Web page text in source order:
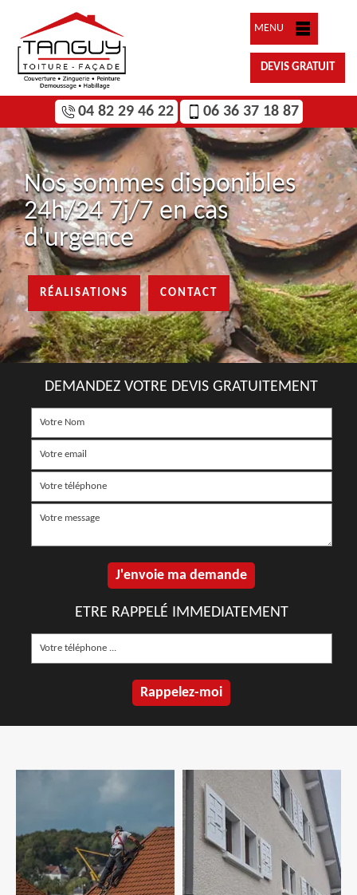
MENU
DEVIS GRATUIT
04 82 29 46 22 06 36 37 18 87
Nos sommes disponibles
24h/24 7j/7 en cas
d'urgence
RÉALISATIONS CONTACT
DEMANDEZ VOTRE DEVIS GRATUITEMENT
ETRE RAPPELÉ IMMEDIATEMENT